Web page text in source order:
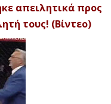
απειλητικά προς
τους! (Βίντεο)